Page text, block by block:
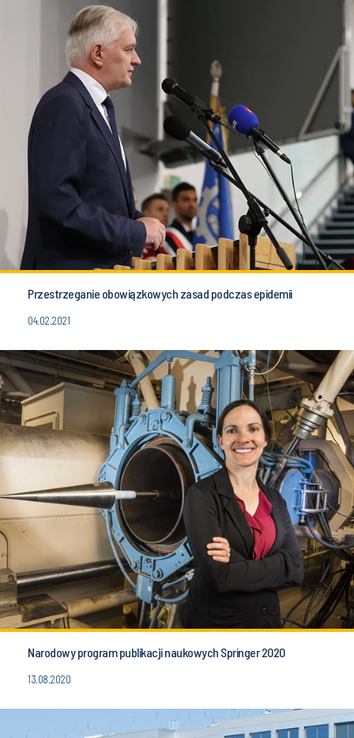
Przestrzeganie obowiązkowych zasad podczas epidemii
04.02.2021
Narodowy program publikacji naukowych Springer 2020
13.08.2020